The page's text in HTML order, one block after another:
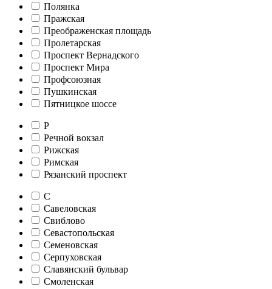
Полянка
Пражская
Преображенская площадь
Пролетарская
Проспект Вернадского
Проспект Мира
Профсоюзная
Пушкинская
Пятницкое шоссе
Р
Речной вокзал
Рижская
Римская
Рязанский проспект
С
Савеловская
Свиблово
Севастопольская
Семеновская
Серпуховская
Славянский бульвар
Смоленская